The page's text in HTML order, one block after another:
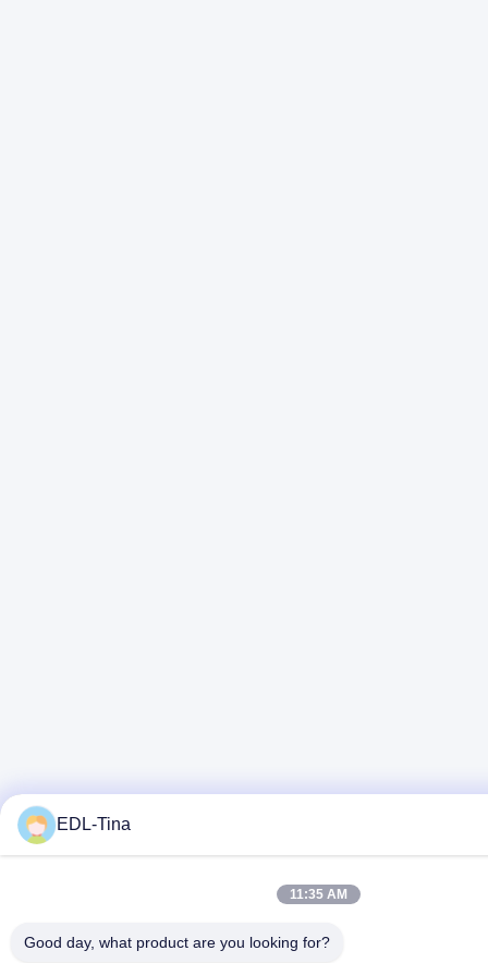
EDL-Tina
11:35 AM
Good day, what product are you looking for?